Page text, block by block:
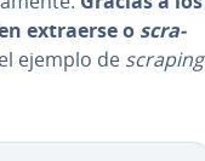
extraerse o scra­
ejemplo de scraping